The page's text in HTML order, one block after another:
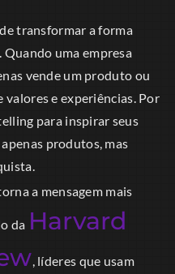
transformar a forma
Quando uma empresa
vende um produto ou
e experiências. Por
para inspirar seus
produtos, mas
a mensagem mais
da Harvard
, líderes que usam